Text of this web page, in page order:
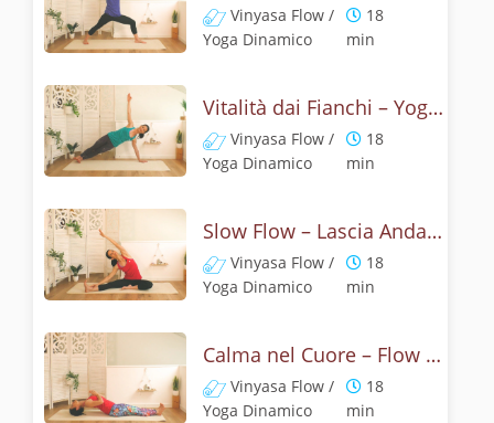
Vinyasa Flow /
Yoga Dinamico
18
min
Vitalità dai Fianchi – Yoga Flow
Vinyasa Flow /
Yoga Dinamico
18
min
Slow Flow – Lascia Andare le Tensioni
Vinyasa Flow /
Yoga Dinamico
18
min
Calma nel Cuore – Flow per Sentirsi Liberi
Vinyasa Flow /
Yoga Dinamico
18
min